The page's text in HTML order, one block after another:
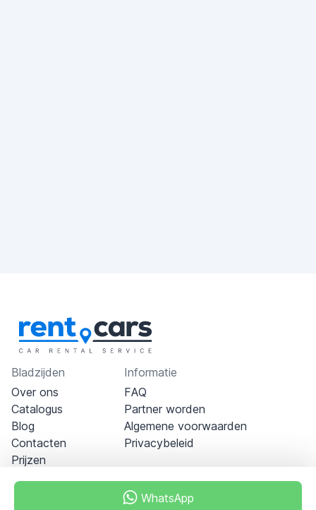
WhatsApp
Bladzijden
Over ons
Catalogus
Blog
Contacten
Prijzen
Informatie
FAQ
Partner worden
Algemene voorwaarden
Privacybeleid